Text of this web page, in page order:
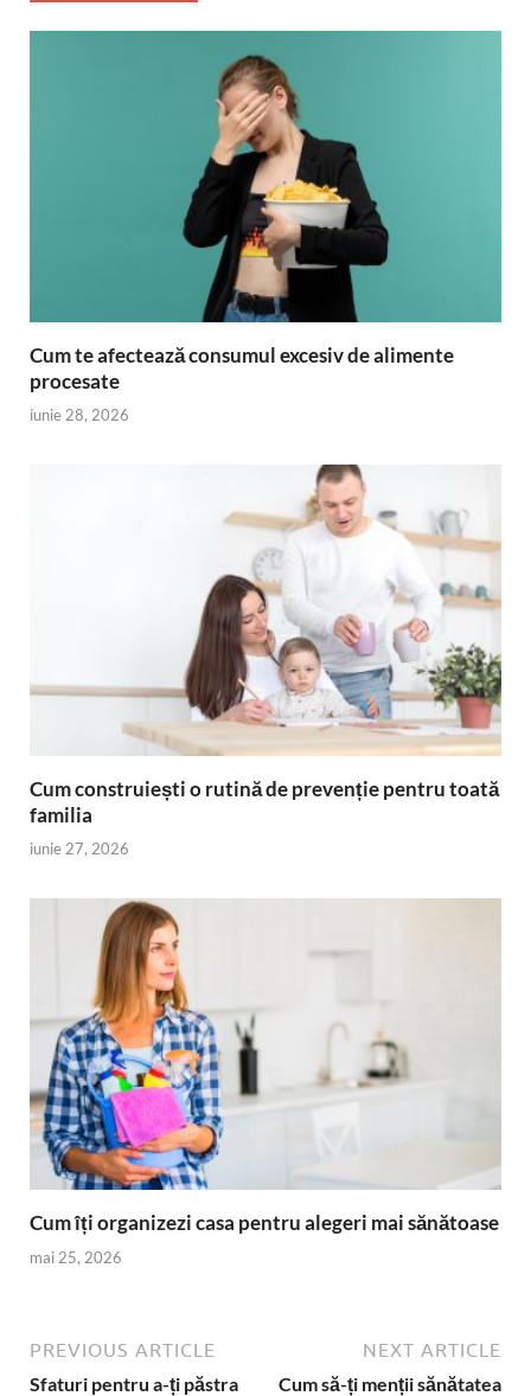
Cum te afectează consumul excesiv de alimente
procesate
iunie 28, 2026
Cum construiești o rutină de prevenție pentru toată
familia
iunie 27, 2026
Cum îți organizezi casa pentru alegeri mai sănătoase
mai 25, 2026
PREVIOUS ARTICLE
Sfaturi pentru a-ți păstra
NEXT ARTICLE
Cum să-ți menții sănătatea